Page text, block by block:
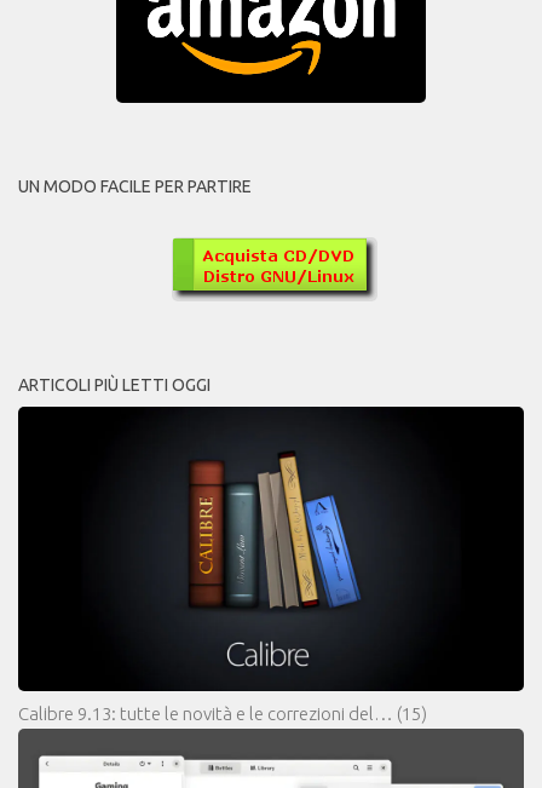
UN MODO FACILE PER PARTIRE
ARTICOLI PIÙ LETTI OGGI
Calibre 9.13: tutte le novità e le correzioni del… (15)